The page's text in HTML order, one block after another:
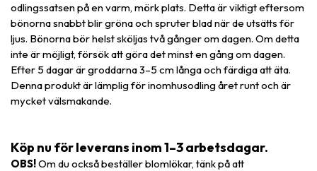
odlingssatsen på en varm, mörk plats. Detta är viktigt eftersom
bönorna snabbt blir gröna och spruter blad när de utsätts för
ljus. Bönorna bör helst sköljas två gånger om dagen. Om detta
inte är möjligt, försök att göra det minst en gång om dagen.
Efter 5 dagar är groddarna 3–5 cm långa och färdiga att äta.
Denna produkt är lämplig för inomhusodling året runt och är
mycket välsmakande.
Köp nu för leverans inom 1–3 arbetsdagar.
OBS!Om du också beställer blomlökar, tänk på att